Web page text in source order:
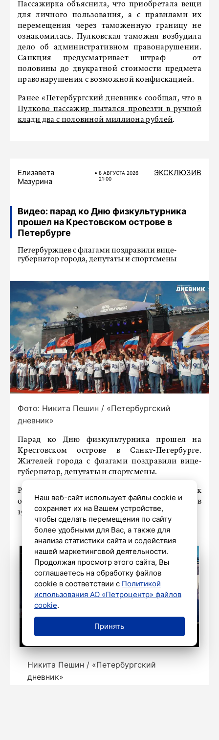
Пассажирка объяснила, что приобретала вещи
для личного пользования, а с правилами их
перемещения через таможенную границу не
ознакомилась. Пулковская таможня возбудила
дело об административном правонарушении.
Санкция предусматривает штраф – от
половины до двукратной стоимости предмета
правонарушения с возможной конфискацией.
Ранее «Петербургский дневник» сообщал, что в
Пулково пассажир пытался провезти в ручной
клади два с половиной миллиона рублей.
Елизавета
Мазурина
8 АВГУСТА 2026
21:00
ЭКСКЛЮЗИВ
Видео: парад ко Дню физкультурника
прошел на Крестовском острове в
Петербурге
Петербуржцев с флагами поздравили вице-
губернатор города, депутаты и спортсмены
Фото: Никита Пешин / «Петербургский
дневник»
Парад ко Дню физкультурника прошел на
Крестовском острове в Санкт-Петербурге.
Жителей города с флагами поздравили вице-
губернатор, депутаты и спортсмены.
Ранее «Петербургский дневник»
, как
отмечали День физкультурника в Ленинграде в
1944 году.
Никита Пешин / «Петербургский
дневник»
Наш веб-сайт использует файлы cookie и
сохраняет их на Вашем устройстве,
чтобы сделать перемещения по сайту
более удобными для Вас, а также для
анализа статистики сайта и содействия
нашей маркетинговой деятельности.
Продолжая просмотр этого сайта, Вы
соглашаетесь на обработку файлов
cookie в соответствии с Политикой
использования АО «Петроцентр» файлов
cookie.
Принять